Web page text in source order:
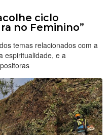
ciclo
no Feminino”
temas relacionados com a
espiritualidade, e a